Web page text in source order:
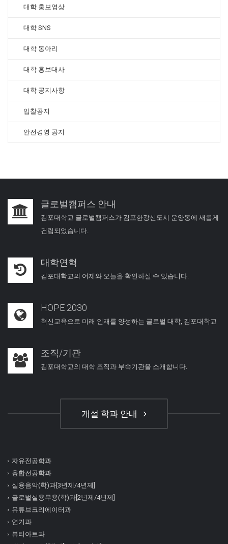
대학 홍보영상
대학 SNS
대학 동아리
대학 홍보대사
대학 공지사항
입찰공지
안전경영 공지
글로벌캠퍼스 안내
김포대학교 글로벌캠퍼스가 김포한강신도시 운양동에 새롭게
건립되었습니다.
대학연혁
김포대학교의 어제와 오늘을 확인하실 수 있습니다.
HOPE 2030
혁신교육으로 미래 인재를 양성하는 글로벌 대학, 김포대학교
조직/기관
김포대학교의 대학 조직과 부속기관을 소개합니다.
개설 학과 안내
자유전공학과
융합전공학과
실용음악(학)과[3년제/4년제]
글로벌실용무용(학)과[2년제/4년제]
유튜브크리에이터과
연기과
뷰티아트과